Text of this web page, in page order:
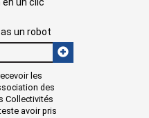
un robot
les
des
Collectivités
avoir pris